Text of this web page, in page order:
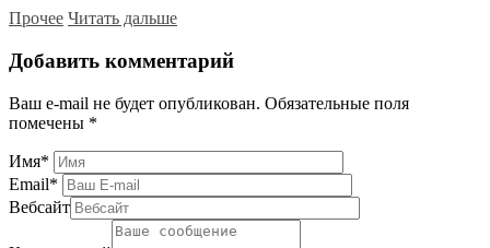
Прочее Читать дальше
Добавить комментарий
Ваш e-mail не будет опубликован. Обязательные поля
помечены *
Имя*
Email*
Вебсайт